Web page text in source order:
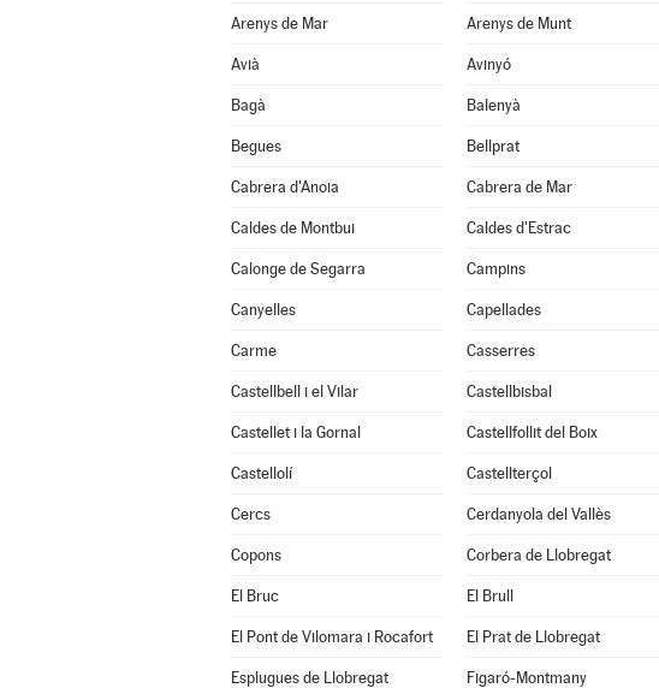
Arenys de Mar Arenys de Munt
Avià Avinyó
Bagà Balenyà
Begues Bellprat
Cabrera d'Anoia Cabrera de Mar
Caldes de Montbui Caldes d'Estrac
Calonge de Segarra Campins
Canyelles Capellades
Carme Casserres
Castellbell i el Vilar Castellbisbal
Castellet i la Gornal Castellfollit del Boix
Castellolí Castellterçol
Cercs Cerdanyola del Vallès
Copons Corbera de Llobregat
El Bruc El Brull
El Pont de Vilomara i Rocafort El Prat de Llobregat
Esplugues de Llobregat Figaró-Montmany